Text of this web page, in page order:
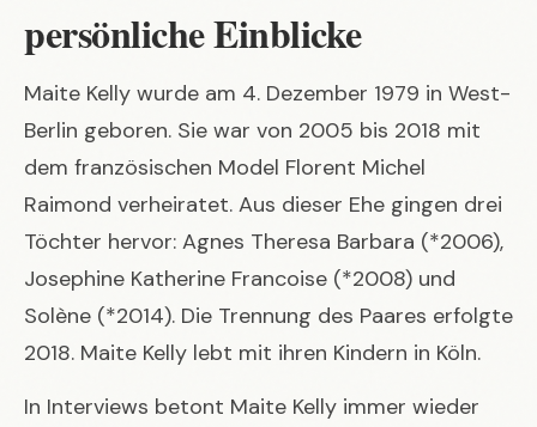
persönliche Einblicke
Maite Kelly wurde am 4. Dezember 1979 in West-
Berlin geboren. Sie war von 2005 bis 2018 mit
dem französischen Model Florent Michel
Raimond verheiratet. Aus dieser Ehe gingen drei
Töchter hervor: Agnes Theresa Barbara (*2006),
Josephine Katherine Francoise (*2008) und
Solène (*2014). Die Trennung des Paares erfolgte
2018. Maite Kelly lebt mit ihren Kindern in Köln.
In Interviews betont Maite Kelly immer wieder